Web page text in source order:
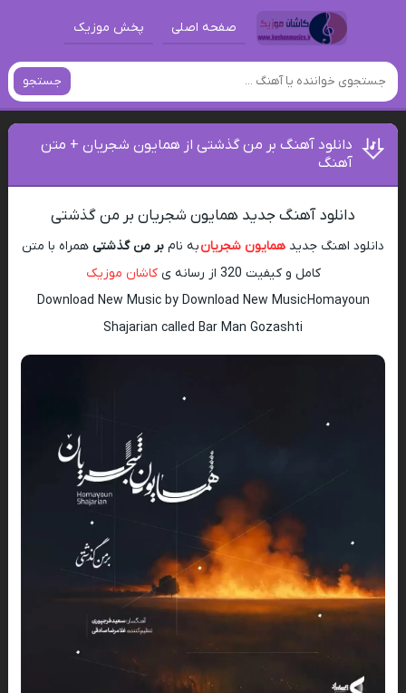
صفحه اصلی پخش موزیک
جستجو
دانلود آهنگ بر من گذشتی از همایون شجریان + متن
آهنگ
دانلود آهنگ جدید همایون شجریان بر من گذشتی
دانلود اهنگ جدید همایون شجریانبه نام بر من گذشتی همراه با متن
کامل و کیفیت 320 از رسانه ی
کاشان موزیک
Download New Music by Download New Music Homayoun
Shajarian called Bar Man Gozashti